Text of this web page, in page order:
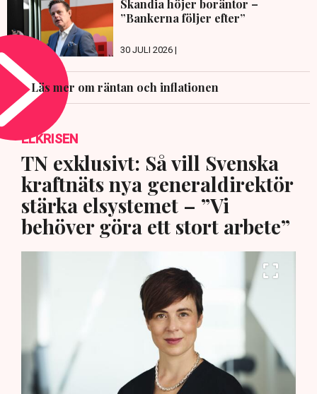
Skandia höjer boräntor –
”Bankerna följer efter”
30 JULI 2026 |
Läs mer om räntan och inflationen
ELKRISEN
TN exklusivt: Så vill Svenska
kraftnäts nya generaldirektör
stärka elsystemet – ”Vi
behöver göra ett stort arbete”